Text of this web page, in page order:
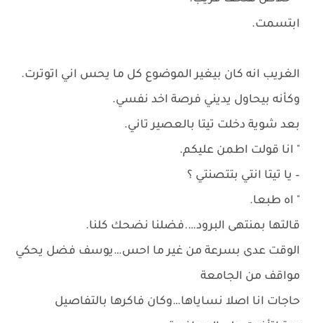
ابتسمت.
الغريب انه كان بيغير الموضوع كل ما يحس اني اتوترت.
وكأنه بيحاول يديني فرصة اخد نفسي.
بعد شوية دخلت تيتا بالعصير تاني.
" انا قولت اطمن عليكم.
– يا تيتا انتي بتتصنتي ؟
" اه طبعا.
قالتها بمنتهى البرود….فضلنا نضحك كلنا.
الوقت عدى بسرعة من غير ما احس…يوسف فضل يحكي
مواقف من الجامعة
حاجات انا اصلا نساياها…وكان فاكرها بالتفاصيل